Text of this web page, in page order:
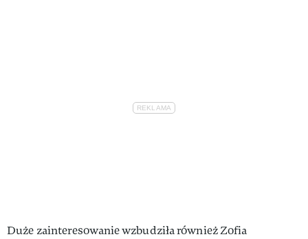
Duże zainteresowanie wzbudziła również Zofia